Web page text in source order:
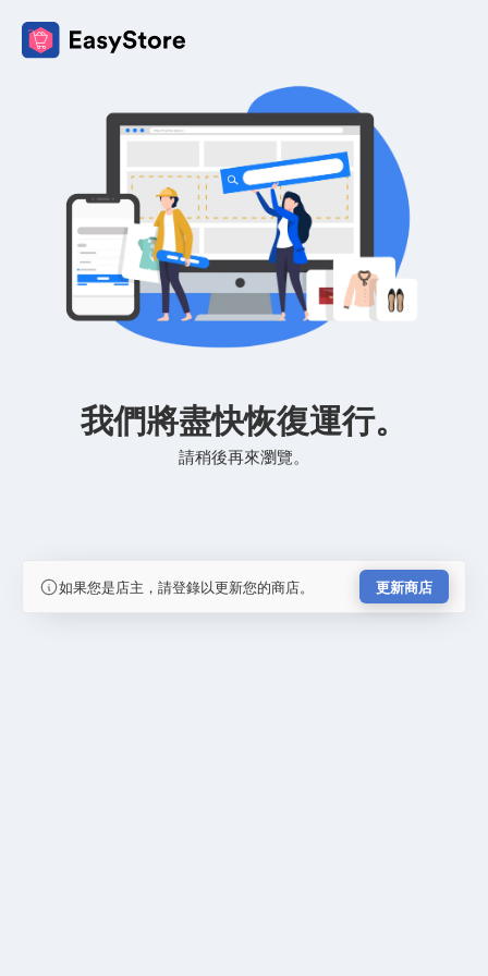
我們將盡快恢復運行。
請稍後再來瀏覽。
如果您是店主，請登錄以更新您的商店。 更新商店